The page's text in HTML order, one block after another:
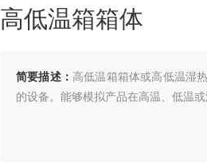
高低温箱箱体
简要描述： 高低温箱箱体或高低温湿
的设备。能够模拟产品在高温、低温